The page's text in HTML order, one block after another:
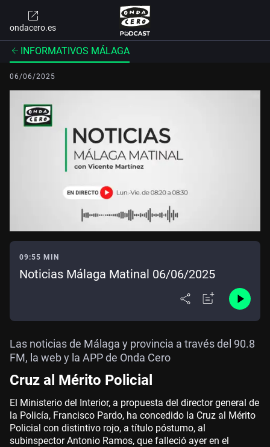
ondacero.es
INFORMATIVOS MÁLAGA
06/06/2025
09:55 MIN
Noticias Málaga Matinal 06/06/2025
Las noticias de Málaga y provincia a través del 90.8
FM, la web y la APP de Onda Cero
Cruz al Mérito Policial
El Ministerio del Interior, a propuesta del director general de
la Policía, Francisco Pardo, ha concedido la Cruz al Mérito
Policial con distintivo rojo, a título póstumo, al
subinspector Antonio Ramos, que falleció ayer en el